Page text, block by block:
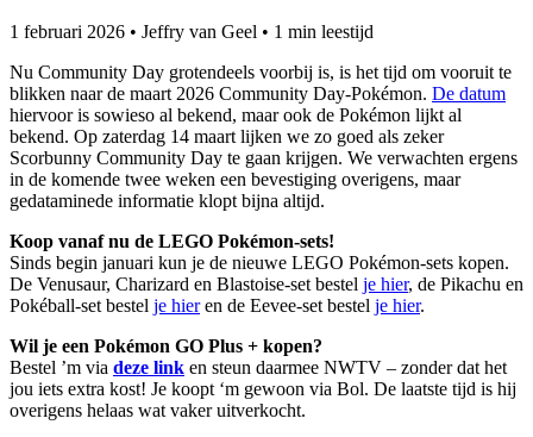
1 februari 2026 • Jeffry van Geel • 1 min leestijd
Nu Community Day grotendeels voorbij is, is het tijd om vooruit te
blikken naar de maart 2026 Community Day-Pokémon. De datum
hiervoor is sowieso al bekend, maar ook de Pokémon lijkt al
bekend. Op zaterdag 14 maart lijken we zo goed als zeker
Scorbunny Community Day te gaan krijgen. We verwachten ergens
in de komende twee weken een bevestiging overigens, maar
gedataminede informatie klopt bijna altijd.
Koop vanaf nu de LEGO Pokémon-sets!
Sinds begin januari kun je de nieuwe LEGO Pokémon-sets kopen.
De Venusaur, Charizard en Blastoise-set bestel je hier, de Pikachu en
Pokéball-set bestel je hieren de Eevee-set bestel je hier.
Wil je een Pokémon GO Plus + kopen?
Bestel ’m via deze link en steun daarmee NWTV – zonder dat het
jou iets extra kost! Je koopt ‘m gewoon via Bol. De laatste tijd is hij
overigens helaas wat vaker uitverkocht.